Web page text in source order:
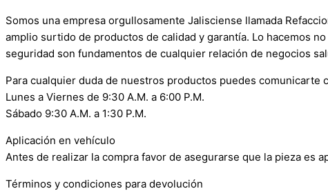
Somos una empresa orgullosamente Jalisciense llamada
amplio surtido de productos de calidad y garantía. Lo hacemos
seguridad son fundamentos de cualquier relación de negocios
Para cualquier duda de nuestros productos puedes comunicarte
Lunes a Viernes de 9:30 A.M. a 6:00 P.M.
Sábado 9:30 A.M. a 1:30 P.M.
Aplicación en vehículo
Antes de realizar la compra favor de asegurarse que la pieza es
Términos y condiciones para devolución